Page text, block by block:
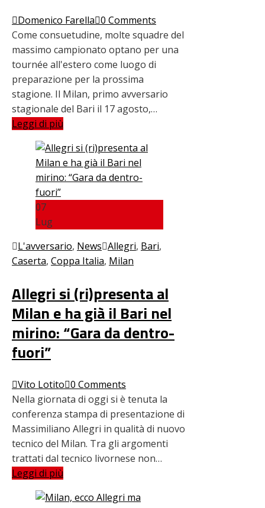
Domenico Farella 0 Comments
Come consuetudine, molte squadre del
massimo campionato optano per una
tournée all'estero come luogo di
preparazione per la prossima
stagione. Il Milan, primo avversario
stagionale del Bari il 17 agosto,…
Leggi di più
07
Lug
L'avversario, News Allegri, Bari,
Caserta, Coppa Italia, Milan
Allegri si (ri)presenta al
Milan e ha già il Bari nel
mirino: “Gara da dentro-
fuori”
Vito Lotito 0 Comments
Nella giornata di oggi si è tenuta la
conferenza stampa di presentazione di
Massimiliano Allegri in qualità di nuovo
tecnico del Milan. Tra gli argomenti
trattati dal tecnico livornese non…
Leggi di più